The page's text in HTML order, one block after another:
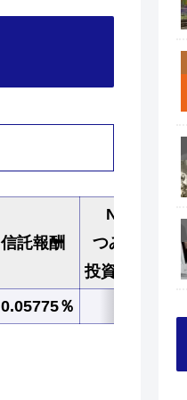
信託報酬
NISA
つみたて
投資枠対象
0.05775％